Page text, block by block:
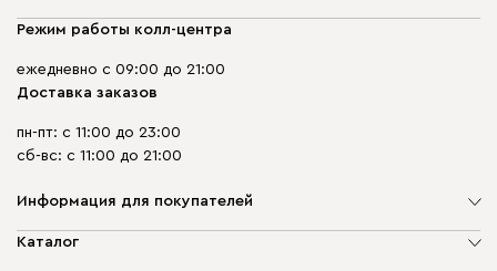
Режим работы колл-центра
ежедневно с 09:00 до 21:00
Доставка заказов
пн-пт: с 11:00 до 23:00
сб-вс: с 11:00 до 21:00
Информация для покупателей
О компании
Каталог